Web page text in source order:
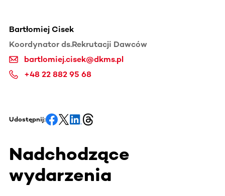
Bartłomiej Cisek
Koordynator ds.Rekrutacji Dawców
bartlomiej.cisek@dkms.pl
+48 22 882 95 68
Udostępnij:
Nadchodzące
wydarzenia